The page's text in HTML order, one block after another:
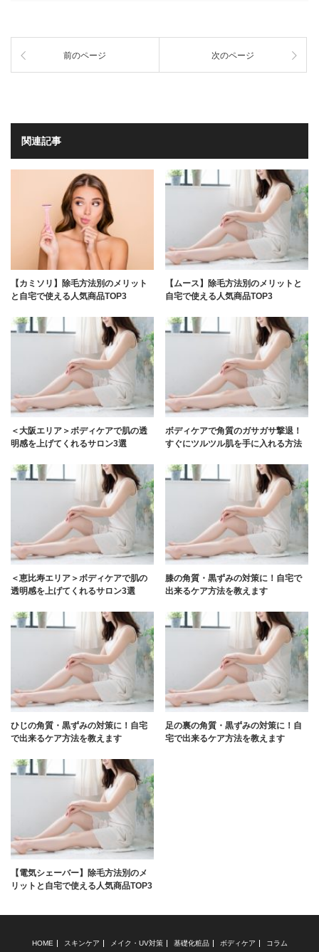
前のページ 次のページ
関連記事
【カミソリ】除毛方法別のメリット
と自宅で使える人気商品TOP3
【ムース】除毛方法別のメリットと
自宅で使える人気商品TOP3
＜大阪エリア＞ボディケアで肌の透
明感を上げてくれるサロン3選
ボディケアで角質のガサガサ撃退！
すぐにツルツル肌を手に入れる方法
＜恵比寿エリア＞ボディケアで肌の
透明感を上げてくれるサロン3選
膝の角質・黒ずみの対策に！自宅で
出来るケア方法を教えます
ひじの角質・黒ずみの対策に！自宅
で出来るケア方法を教えます
足の裏の角質・黒ずみの対策に！自
宅で出来るケア方法を教えます
【電気シェーバー】除毛方法別のメ
リットと自宅で使える人気商品TOP3
HOME スキンケア メイク・UV対策 基礎化粧品 ボディケア コラム